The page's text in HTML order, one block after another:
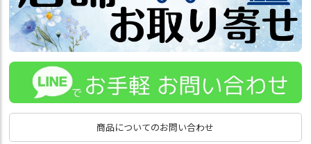
商品についてのお問い合わせ